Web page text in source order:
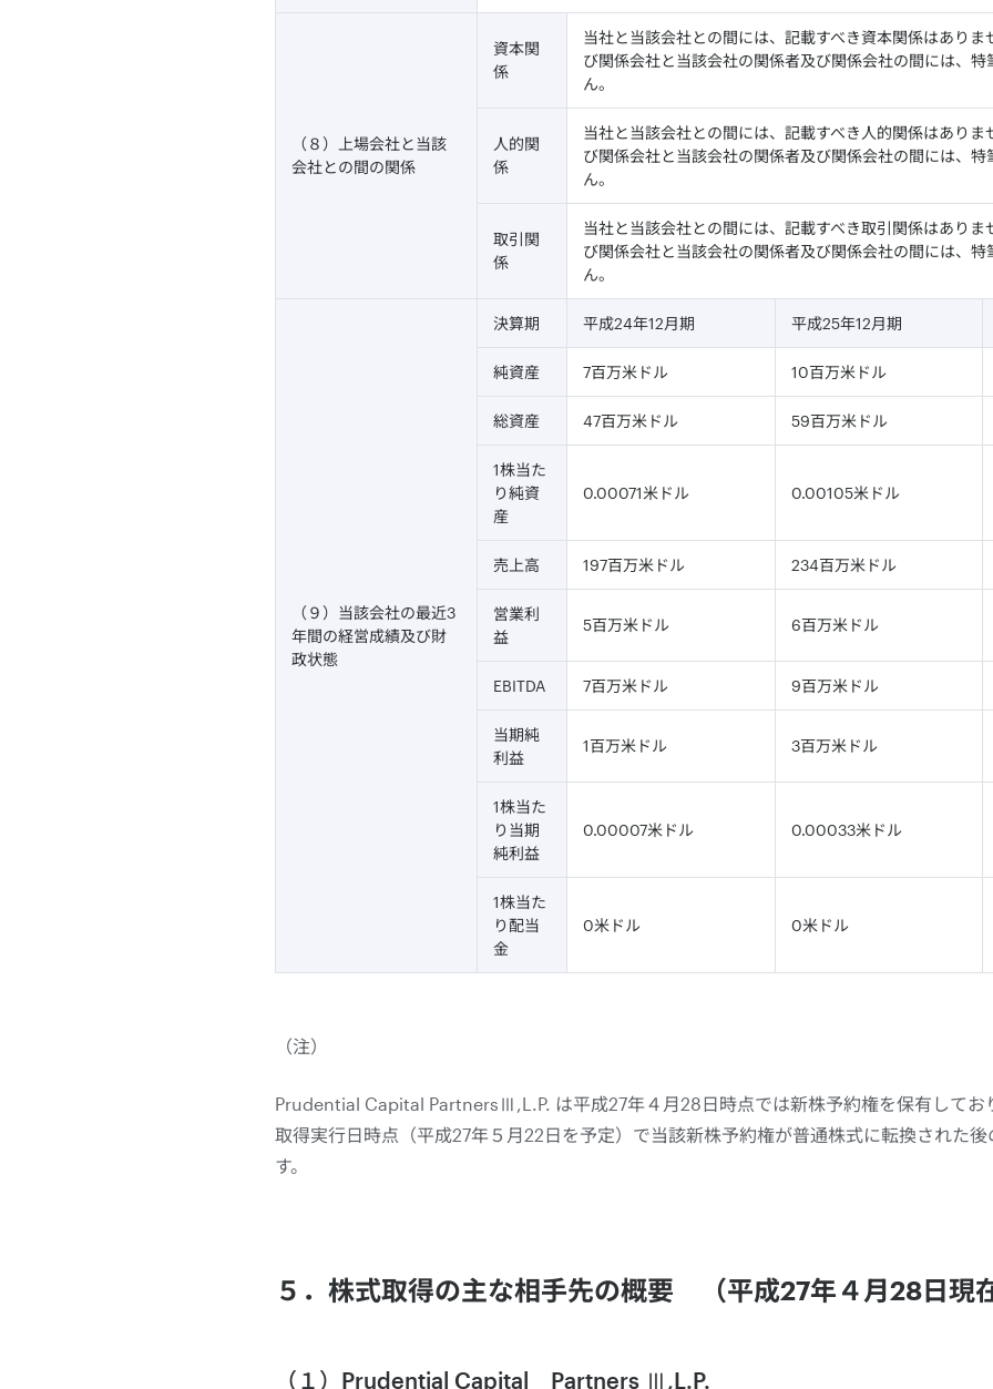
（８）上場会社と当該
会社との間の関係
資本関
係
当社と当該会社との間には、記載すべき資本関係はあり
び関係会社と当該会社の関係者及び関係会社の間には、特
ん。
人的関
係
当社と当該会社との間には、記載すべき人的関係はあり
び関係会社と当該会社の関係者及び関係会社の間には、特
ん。
取引関
係
当社と当該会社との間には、記載すべき取引関係はあり
び関係会社と当該会社の関係者及び関係会社の間には、特
ん。
（９）当該会社の最近3
年間の経営成績及び財
政状態
決算期 平成24年12月期 平成25年12月期
純資産 7百万米ドル 10百万米ドル
総資産 47百万米ドル 59百万米ドル
1株当た
り純資
産
0.00071米ドル 0.00105米ドル
売上高 197百万米ドル 234百万米ドル
営業利
益
5百万米ドル 6百万米ドル
EBITDA 7百万米ドル 9百万米ドル
当期純
利益
1百万米ドル 3百万米ドル
1株当た
り当期
純利益
0.00007米ドル 0.00033米ドル
1株当た
り配当
金
0米ドル 0米ドル
（注）
Prudential Capital PartnersⅢ,L.P. は平成27年４月28日時点では新株予約権を保有してお
取得実行日時点（平成27年５月22日を予定）で当該新株予約権が普通株式に転換された
す。
５．株式取得の主な相手先の概要 （平成27年４月28日現在
（１）Prudential Capital Partners Ⅲ,L.P.